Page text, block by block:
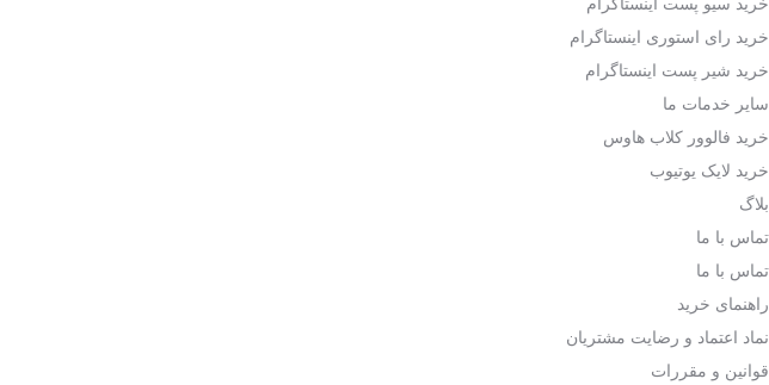
خرید رای استوری اینستاگرام
خرید شیر پست اینستاگرام
سایر خدمات ما
خرید فالوور کلاب هاوس
خرید لایک یوتیوب
بلاگ
تماس با ما
تماس با ما
راهنمای خرید
نماد اعتماد و رضایت مشتریان
قوانین و مقررات